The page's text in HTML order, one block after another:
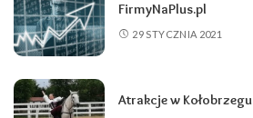
FirmyNaPlus.pl
29 STYCZNIA 2021
Atrakcje w Kołobrzegu